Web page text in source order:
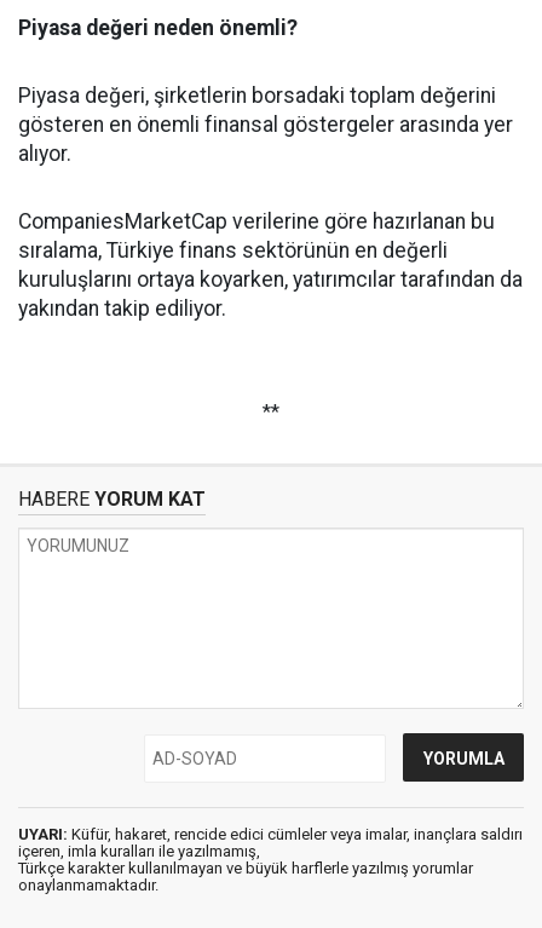
Piyasa değeri neden önemli?
Piyasa değeri, şirketlerin borsadaki toplam değerini
gösteren en önemli finansal göstergeler arasında yer
alıyor.
CompaniesMarketCap verilerine göre hazırlanan bu
sıralama, Türkiye finans sektörünün en değerli
kuruluşlarını ortaya koyarken, yatırımcılar tarafından da
yakından takip ediliyor.
**
HABERE YORUM KAT
UYARI: Küfür, hakaret, rencide edici cümleler veya imalar, inançlara saldırı
içeren, imla kuralları ile yazılmamış,
Türkçe karakter kullanılmayan ve büyük harflerle yazılmış yorumlar
onaylanmamaktadır.